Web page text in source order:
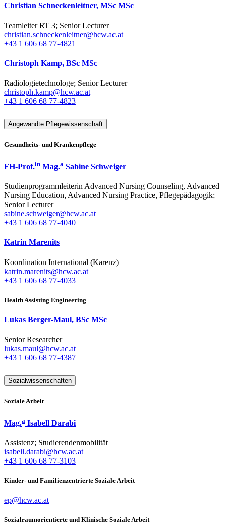
Christian Schneckenleitner, MSc MSc
Teamleiter RT 3; Senior Lecturer
christian.schneckenleitner@hcw.ac.at
+43 1 606 68 77-4821
Christoph Kamp, BSc MSc
Radiologietechnologe; Senior Lecturer
christoph.kamp@hcw.ac.at
+43 1 606 68 77-4823
Angewandte Pflegewissenschaft
Gesundheits- und Krankenpflege
FH-Prof.in Mag.a Sabine Schweiger
Studienprogrammleiterin Advanced Nursing Counseling, Advanced
Nursing Education, Advanced Nursing Practice, Pflegepädagogik;
Senior Lecturer
sabine.schweiger@hcw.ac.at
+43 1 606 68 77-4040
Katrin Marenits
Koordination International (Karenz)
katrin.marenits@hcw.ac.at
+43 1 606 68 77-4033
Health Assisting Engineering
Lukas Berger-Maul, BSc MSc
Senior Researcher
lukas.maul@hcw.ac.at
+43 1 606 68 77-4387
Sozialwissenschaften
Soziale Arbeit
Mag.a Isabell Darabi
Assistenz; Studierendenmobilität
isabell.darabi@hcw.ac.at
+43 1 606 68 77-3103
Kinder- und Familienzentrierte Soziale Arbeit
ep@hcw.ac.at
Sozialraumorientierte und Klinische Soziale Arbeit